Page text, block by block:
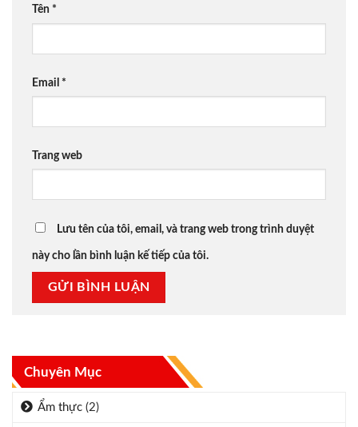
Chuyên Mục
Ẩm thực (2)
Tên *
Email *
Trang web
Lưu tên của tôi, email, và trang web trong trình duyệt
này cho lần bình luận kế tiếp của tôi.